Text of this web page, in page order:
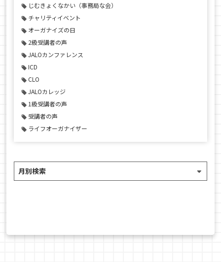
じむきょくなかい（事務局な会）
チャリティイベント
オーガナイズの日
2級受講者の声
JALOカンファレンス
ICD
CLO
JALOカレッジ
1級受講者の声
受講者の声
ライフオーガナイザー